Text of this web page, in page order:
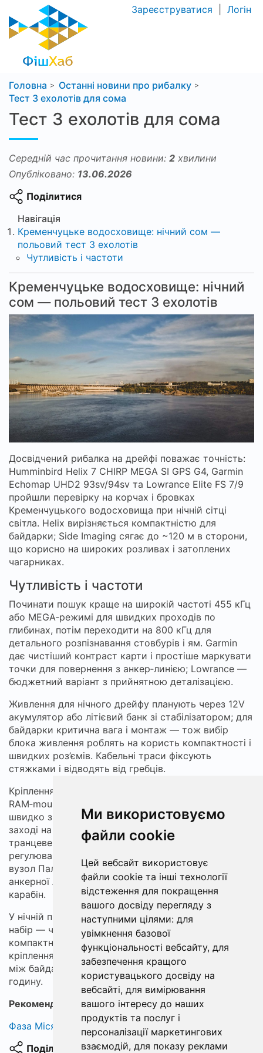
Ми використовуємо
файли cookie
Цей вебсайт використовує
файли cookie та інші технології
відстеження для покращення
вашого досвіду перегляду з
наступними цілями: для
увімкнення базової
функціональності вебсайту, для
забезпечення кращого
користувацького досвіду на
вебсайті, для вимірювання
вашого інтересу до наших
продуктів та послуг і
персоналізації маркетингових
взаємодій, для показу реклами
Зареєструватися Логін
Головна
Останні новини про рибалку
Тест 3 ехолотів для сома
Тест 3 ехолотів для сома
Середній час прочитання новини: 2 хвилини
Опубліковано: 13.06.2026
Поділитися
Навігація
Кременчуцьке водосховище: нічний сом —
польовий тест 3 ехолотів
Чутливість і частоти
Кременчуцьке водосховище: нічний
сом — польовий тест 3 ехолотів
Досвідчений рибалка на дрейфі поважає точність:
Humminbird Helix 7 CHIRP MEGA SI GPS G4, Garmin
Echomap UHD2 93sv/94sv та Lowrance Elite FS 7/9
пройшли перевірку на корчах і бровках
Кременчуцького водосховища при нічній сітці
світла. Helix вирізняється компактністю для
байдарки; Side Imaging сягає до ~120 м в сторони,
що корисно на широких розливах і затоплених
чагарниках.
Чутливість і частоти
Починати пошук краще на широкій частоті 455 кГц
або MEGA‑режимі для швидких проходів по
глибинах, потім переходити на 800 кГц для
детального розпізнавання стовбурів і ям. Garmin
дає чистіший контраст карти і простіше маркувати
точки для повернення з анкер‑линією; Lowrance —
бюджетний варіант з прийнятною деталізацією.
Живлення для нічного дрейфу планують через 12V
акумулятор або літієвий банк зі стабілізатором; для
байдарки критична вага і монтаж — тож вибір
блока живлення роблять на користь компактності і
швидких роз’ємів. Кабельні траси фіксують
стяжками і відводять від гребців.
Кріплення: на байдарці краще низькопрофільний
RAM‑mount або полярна скоба, що дозволяє
швидко змінювати кут і піднімати трансд'юсер при
заході на мілководдя; на моторному човні —
транцеве або поворотне кріплення з можливістю
регулювання по висоті. Для гачків і дротів радять
вузол Паломар для моно та плетінки, а для фіксації
анкерної лінії — надійна «вісімка» з петлею під
карабін.
У нічній практиці на Кременчуцькому найцінніший
набір — чітка карта, портативний екран 7–9",
компактний блок живлення і просте швидкознімне
кріплення: тоді сом знаходиться швидко, а перехід
між байдаркою і човном займає хвилини, не
годину.
Рекомендуємо: малогабаритний 12V акумулятор
Фаза Місяця сьогодні
Поділитися